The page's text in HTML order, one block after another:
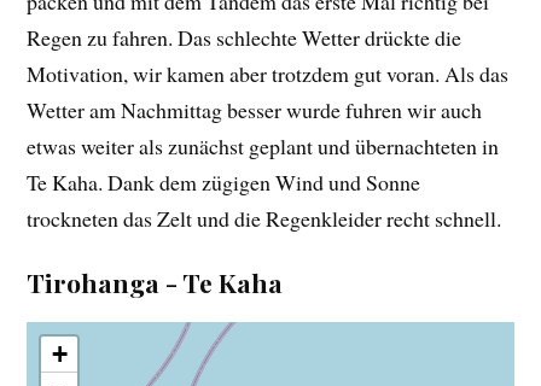
Regen zu fahren. Das schlechte Wetter drückte die
Motivation, wir kamen aber trotzdem gut voran. Als das
Wetter am Nachmittag besser wurde fuhren wir auch
etwas weiter als zunächst geplant und übernachteten in
Te Kaha. Dank dem zügigen Wind und Sonne
trockneten das Zelt und die Regenkleider recht schnell.
Tirohanga - Te Kaha
+